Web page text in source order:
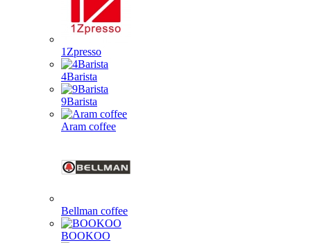
1Zpresso
4Barista
9Barista
Aram coffee
Bellman coffee
BOOKOO